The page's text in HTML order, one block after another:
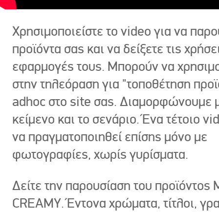
Χρησιμοποιείστε το video για να
προϊόντα σας και να δείξετε τις
εφαρμογές τους. Μπορούν να
στην τηλεόραση για "τοποθέτηση
adhoc στο site σας. Διαμορφώνουμε
κείμενο και το σενάριο. Ένα τέτοιο
να πραγματοποιηθεί επίσης μόνο με
φωτογραφίες, χωρίς γυρίσματα.
Δείτε την παρουσίαση του προϊόντος
CREAMY. Έντονα χρώματα, τίτλοι,